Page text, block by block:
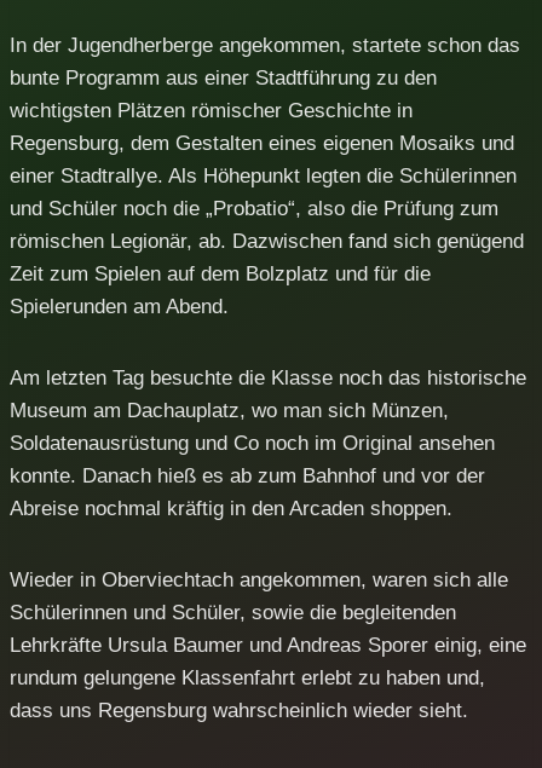
In der Jugendherberge angekommen, startete schon das
bunte Programm aus einer Stadtführung zu den
wichtigsten Plätzen römischer Geschichte in
Regensburg, dem Gestalten eines eigenen Mosaiks und
einer Stadtrallye. Als Höhepunkt legten die Schülerinnen
und Schüler noch die „Probatio“, also die Prüfung zum
römischen Legionär, ab. Dazwischen fand sich genügend
Zeit zum Spielen auf dem Bolzplatz und für die
Spielerunden am Abend.
Am letzten Tag besuchte die Klasse noch das historische
Museum am Dachauplatz, wo man sich Münzen,
Soldatenausrüstung und Co noch im Original ansehen
konnte. Danach hieß es ab zum Bahnhof und vor der
Abreise nochmal kräftig in den Arcaden shoppen.
Wieder in Oberviechtach angekommen, waren sich alle
Schülerinnen und Schüler, sowie die begleitenden
Lehrkräfte Ursula Baumer und Andreas Sporer einig, eine
rundum gelungene Klassenfahrt erlebt zu haben und,
dass uns Regensburg wahrscheinlich wieder sieht.